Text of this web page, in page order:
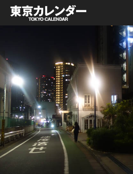
グルメ情報